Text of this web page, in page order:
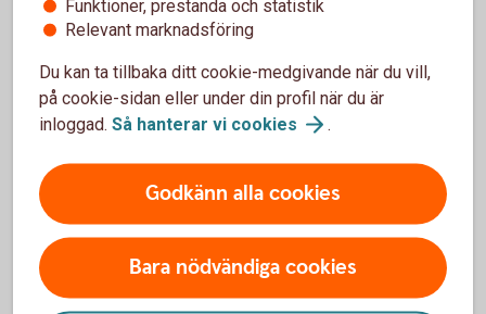
Räkna ut ditt IBAN-nummer
Räkna ut ditt IBAN-nummer med IBAN-
räknaren. Den fungerar endast för konton i
Swedbank och Sparbankerna. Ange alltid
sparbankerna).
Kontonummer
Funktioner, prestanda och statistik
Relevant marknadsföring
Du kan ta tillbaka ditt cookie-medgivande när du vill,
på cookie-sidan eller under din profil när du är
inloggad. Så hanterar vi cookies .
Godkänn alla cookies
Bara nödvändiga cookies